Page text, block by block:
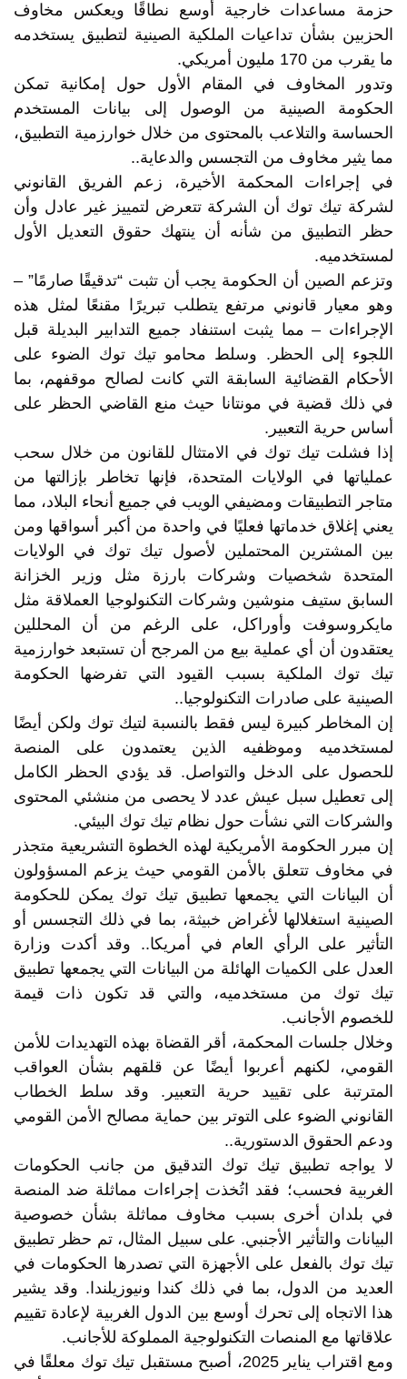
حزمة مساعدات خارجية أوسع نطاقًا ويعكس مخاوف
الحزبين بشأن تداعيات الملكية الصينية لتطبيق يستخدمه
ما يقرب من 170 مليون أمريكي.
وتدور المخاوف في المقام الأول حول إمكانية تمكن
الحكومة الصينية من الوصول إلى بيانات المستخدم
الحساسة والتلاعب بالمحتوى من خلال خوارزمية التطبيق،
مما يثير مخاوف من التجسس والدعاية..
في إجراءات المحكمة الأخيرة، زعم الفريق القانوني
لشركة تيك توك أن الشركة تتعرض لتمييز غير عادل وأن
حظر التطبيق من شأنه أن ينتهك حقوق التعديل الأول
لمستخدميه.
وتزعم الصين أن الحكومة يجب أن تثبت “تدقيقًا صارمًا” –
وهو معيار قانوني مرتفع يتطلب تبريرًا مقنعًا لمثل هذه
الإجراءات – مما يثبت استنفاد جميع التدابير البديلة قبل
اللجوء إلى الحظر. وسلط محامو تيك توك الضوء على
الأحكام القضائية السابقة التي كانت لصالح موقفهم، بما
في ذلك قضية في مونتانا حيث منع القاضي الحظر على
أساس حرية التعبير.
إذا فشلت تيك توك في الامتثال للقانون من خلال سحب
عملياتها في الولايات المتحدة، فإنها تخاطر بإزالتها من
متاجر التطبيقات ومضيفي الويب في جميع أنحاء البلاد، مما
يعني إغلاق خدماتها فعليًا في واحدة من أكبر أسواقها ومن
بين المشترين المحتملين لأصول تيك توك في الولايات
المتحدة شخصيات وشركات بارزة مثل وزير الخزانة
السابق ستيف منوشين وشركات التكنولوجيا العملاقة مثل
مايكروسوفت وأوراكل، على الرغم من أن المحللين
يعتقدون أن أي عملية بيع من المرجح أن تستبعد خوارزمية
تيك توك الملكية بسبب القيود التي تفرضها الحكومة
الصينية على صادرات التكنولوجيا..
إن المخاطر كبيرة ليس فقط بالنسبة لتيك توك ولكن أيضًا
لمستخدميه وموظفيه الذين يعتمدون على المنصة
للحصول على الدخل والتواصل. قد يؤدي الحظر الكامل
إلى تعطيل سبل عيش عدد لا يحصى من منشئي المحتوى
والشركات التي نشأت حول نظام تيك توك البيئي.
إن مبرر الحكومة الأمريكية لهذه الخطوة التشريعية متجذر
في مخاوف تتعلق بالأمن القومي حيث يزعم المسؤولون
أن البيانات التي يجمعها تطبيق تيك توك يمكن للحكومة
الصينية استغلالها لأغراض خبيثة، بما في ذلك التجسس أو
التأثير على الرأي العام في أمريكا.. وقد أكدت وزارة
العدل على الكميات الهائلة من البيانات التي يجمعها تطبيق
تيك توك من مستخدميه، والتي قد تكون ذات قيمة
للخصوم الأجانب.
وخلال جلسات المحكمة، أقر القضاة بهذه التهديدات للأمن
القومي، لكنهم أعربوا أيضًا عن قلقهم بشأن العواقب
المترتبة على تقييد حرية التعبير. وقد سلط الخطاب
القانوني الضوء على التوتر بين حماية مصالح الأمن القومي
ودعم الحقوق الدستورية..
لا يواجه تطبيق تيك توك التدقيق من جانب الحكومات
الغربية فحسب؛ فقد اتُخذت إجراءات مماثلة ضد المنصة
في بلدان أخرى بسبب مخاوف مماثلة بشأن خصوصية
البيانات والتأثير الأجنبي. على سبيل المثال، تم حظر تطبيق
تيك توك بالفعل على الأجهزة التي تصدرها الحكومات في
العديد من الدول، بما في ذلك كندا ونيوزيلندا. وقد يشير
هذا الاتجاه إلى تحرك أوسع بين الدول الغربية لإعادة تقييم
علاقاتها مع المنصات التكنولوجية المملوكة للأجانب.
ومع اقتراب يناير 2025، أصبح مستقبل تيك توك معلقًا في